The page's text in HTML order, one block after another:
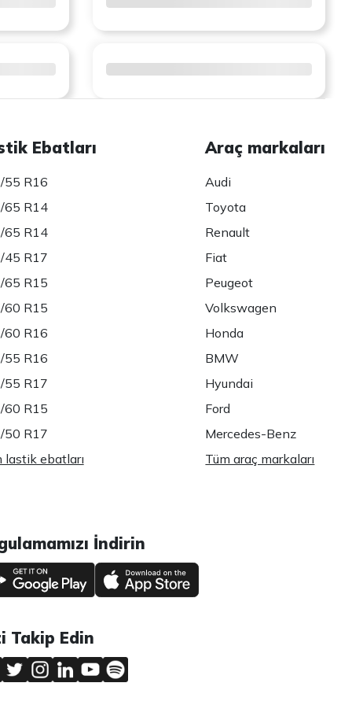
Ebatları
55 R16
65 R14
65 R14
45 R17
65 R15
60 R15
60 R16
55 R16
55 R17
60 R15
50 R17
lastik ebatları
Araç markaları
Audi
Toyota
Renault
Fiat
Peugeot
Volkswagen
Honda
BMW
Hyundai
Ford
Mercedes-Benz
Tüm araç markaları
İndirin
Takip Edin